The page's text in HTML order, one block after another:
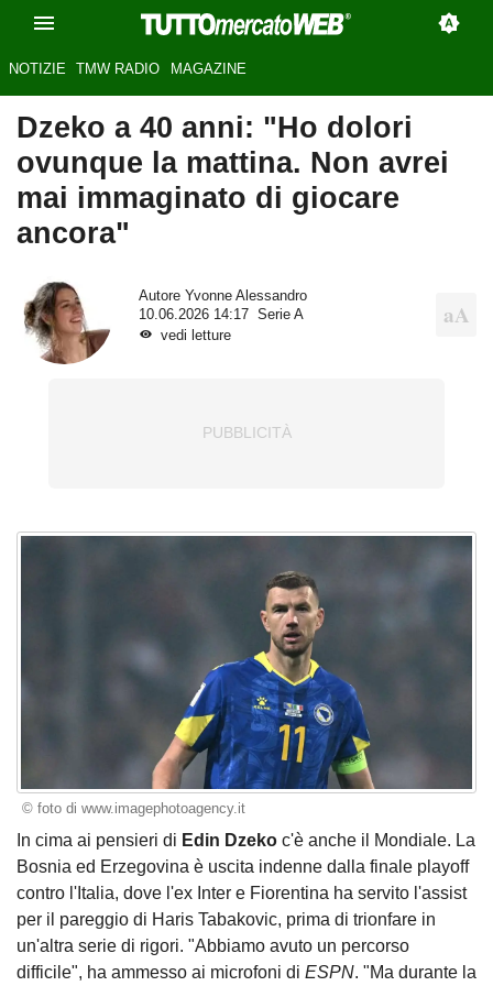
NOTIZIE TMW RADIO MAGAZINE
Dzeko a 40 anni: "Ho dolori
ovunque la mattina. Non avrei
mai immaginato di giocare
ancora"
Autore Yvonne Alessandro
10.06.2026 14:17
Serie A
vedi letture
© foto di www.imagephotoagency.it
In cima ai pensieri di Edin Dzeko c'è anche il Mondiale. La
Bosnia ed Erzegovina è uscita indenne dalla finale playoff
contro l'Italia, dove l'ex Inter e Fiorentina ha servito l'assist
per il pareggio di Haris Tabakovic, prima di trionfare in
un'altra serie di rigori. "Abbiamo avuto un percorso
difficile", ha ammesso ai microfoni di ESPN. "Ma durante la